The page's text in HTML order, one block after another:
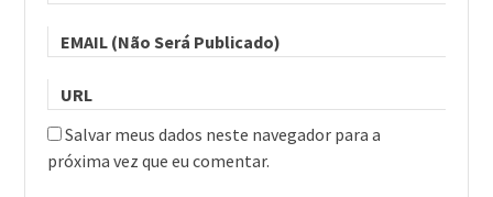
Salvar meus dados neste navegador para a
próxima vez que eu comentar.